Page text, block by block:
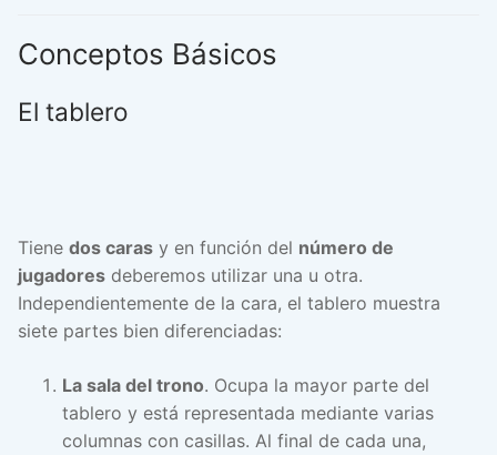
Conceptos Básicos
El tablero
Tiene dos caras y en función del número de
jugadores deberemos utilizar una u otra.
Independientemente de la cara, el tablero muestra
siete partes bien diferenciadas:
La sala del trono. Ocupa la mayor parte del
tablero y está representada mediante varias
columnas con casillas. Al final de cada una,